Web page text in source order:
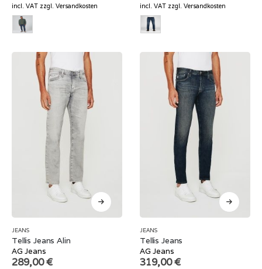
incl. VAT zzgl. Versandkosten incl. VAT zzgl. Versandkosten
JEANS
Tellis Jeans Alin
AG Jeans
289,00€
JEANS
Tellis Jeans
AG Jeans
319,00€